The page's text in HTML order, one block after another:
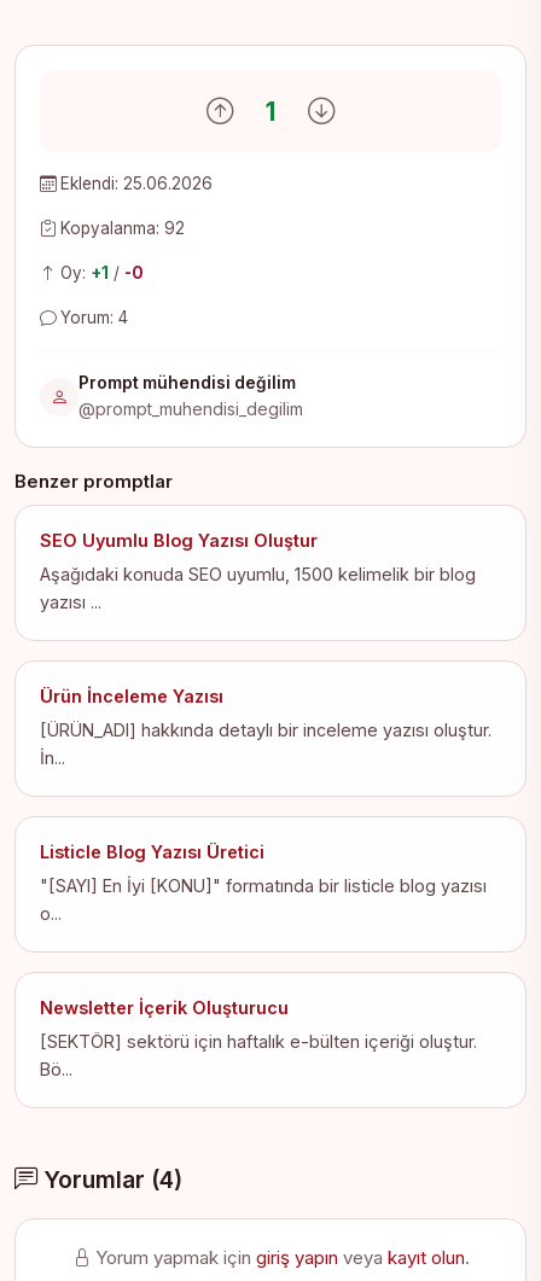
Olumlu oy ver
1 Olumsuz oy ver
Eklendi: 25.06.2026
Kopyalanma: 92
Oy: +1 / -0
Yorum: 4
Prompt mühendisi değilim
@prompt_muhendisi_degilim
Benzer promptlar
SEO Uyumlu Blog Yazısı Oluştur
Aşağıdaki konuda SEO uyumlu, 1500 kelimelik bir blog
yazısı ...
Ürün İnceleme Yazısı
[ÜRÜN_ADI] hakkında detaylı bir inceleme yazısı oluştur.
İn...
Listicle Blog Yazısı Üretici
"[SAYI] En İyi [KONU]" formatında bir listicle blog yazısı
o...
Newsletter İçerik Oluşturucu
[SEKTÖR] sektörü için haftalık e-bülten içeriği oluştur.
Bö...
Yorumlar (4)
Yorum yapmak için giriş yapın veya kayıt olun.